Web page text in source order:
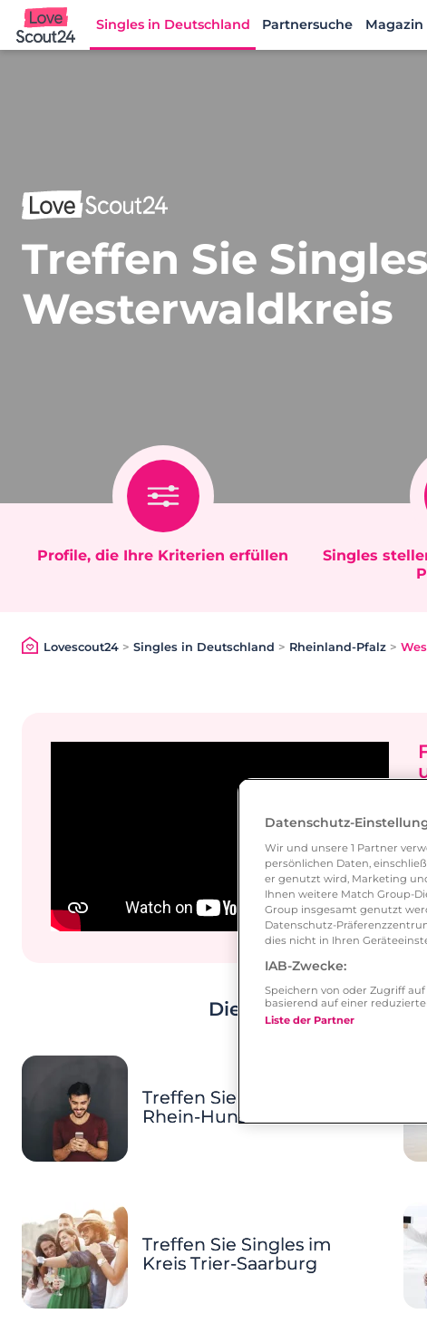
Lovescout24
Singles in Deutschland Partnersuche Magazin
Treffen Sie
Westerwaldkreis
Profile, die Ihre Kriterien erfüllen
Singles
Lovescout24> Singles in Deutschland > Rheinland-Pfalz >
Dies könnte Ihnen
Treffen Sie Singles im
Rhein-Hunsrück-Kreis
Treffen Sie Singles im
Kreis Trier-Saarburg
Datenschutz-
Wir und unsere 1 Partner
persönlichen Daten,
er genutzt wird, Marketing
Ihnen weitere Match Group-
Group insgesamt genutzt
Datenschutz-
dies nicht in Ihren
IAB-Zwecke:
Speichern von oder Zugriff
basierend auf einer
Liste der Partner